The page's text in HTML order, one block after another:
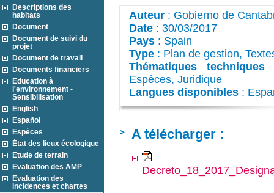
Descriptions des
habitats
Document
Document de suivi du
projet
Document de travail
Documents financiers
Education à
l'environnement -
Sensibilisation
English
Español
Espèces
État des lieux écologique
Etude de terrain
Evaluation des AMP
Evaluation des
incidences et chartes
Auteur : Gobierno de
Date : 30/03/2017
Pays : Spain
Type : Plan de gestion,
Thématiques techniques
Espèces, Juridique
Langues disponibles :
A télécharger :